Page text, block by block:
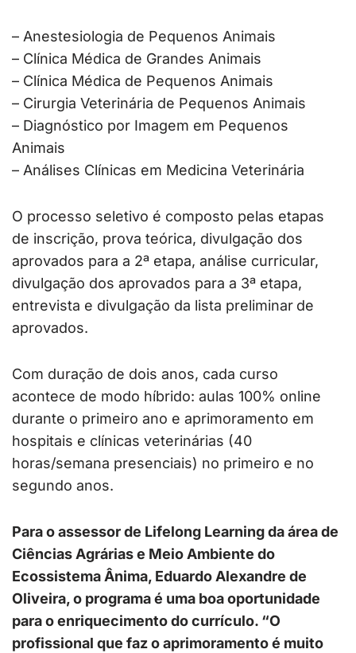
– Anestesiologia de Pequenos Animais
– Clínica Médica de Grandes Animais
– Clínica Médica de Pequenos Animais
– Cirurgia Veterinária de Pequenos Animais
– Diagnóstico por Imagem em Pequenos
Animais
– Análises Clínicas em Medicina Veterinária
O processo seletivo é composto pelas etapas
de inscrição, prova teórica, divulgação dos
aprovados para a 2ª etapa, análise curricular,
divulgação dos aprovados para a 3ª etapa,
entrevista e divulgação da lista preliminar de
aprovados.
Com duração de dois anos, cada curso
acontece de modo híbrido: aulas 100% online
durante o primeiro ano e aprimoramento em
hospitais e clínicas veterinárias (40
horas/semana presenciais) no primeiro e no
segundo anos.
Para o assessor de Lifelong Learning da área de
Ciências Agrárias e Meio Ambiente do
Ecossistema Ânima, Eduardo Alexandre de
Oliveira, o programa é uma boa oportunidade
para o enriquecimento do currículo. “O
profissional que faz o aprimoramento é muito